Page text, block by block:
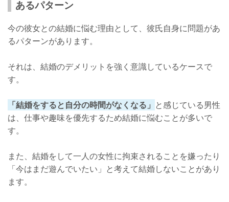
あるパターン
今の彼女との結婚に悩む理由として、彼氏自身に問題があ
るパターンがあります。
それは、結婚のデメリットを強く意識しているケースで
す。
「結婚をすると自分の時間がなくなる」 と感じている男性
は、仕事や趣味を優先するため結婚に悩むことが多いで
す。
また、結婚をして一人の女性に拘束されることを嫌ったり
「今はまだ遊んでいたい」と考えて結婚しないことがあり
ます。